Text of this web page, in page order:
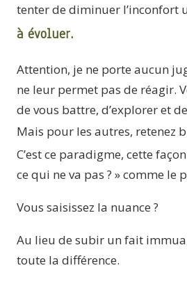
tenter de diminuer l’inconfort
à évoluer.
Attention, je ne porte aucun
ne leur permet pas de réagir.
de vous battre, d’explorer et
Mais pour les autres, retenez
C’est ce paradigme, cette
ce qui ne va pas ? » comme le
Vous saisissez la nuance ?
Au lieu de subir un fait
toute la différence.